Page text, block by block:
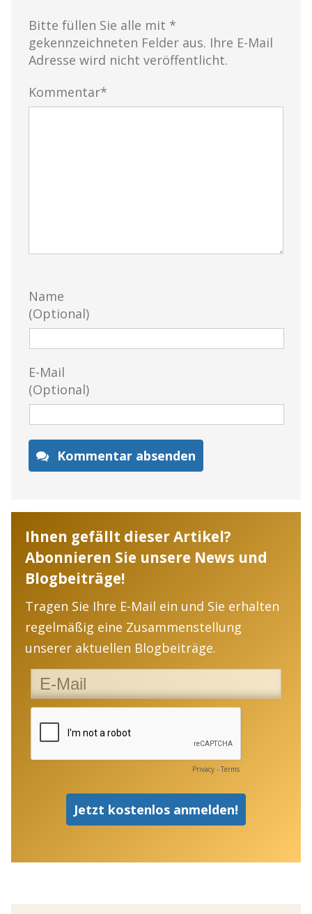
Bitte füllen Sie alle mit *
gekennzeichneten Felder aus. Ihre E-Mail
Adresse wird nicht veröffentlicht.
Kommentar*
Name
(Optional)
E-Mail
(Optional)
Kommentar absenden
Ihnen gefällt dieser Artikel?
Abonnieren Sie unsere News und
Blogbeiträge!
Tragen Sie Ihre E-Mail ein und Sie erhalten
regelmäßig eine Zusammenstellung
unserer aktuellen Blogbeiträge.